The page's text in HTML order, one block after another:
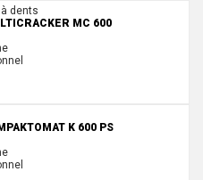
dents
MC 600
K 600 PS